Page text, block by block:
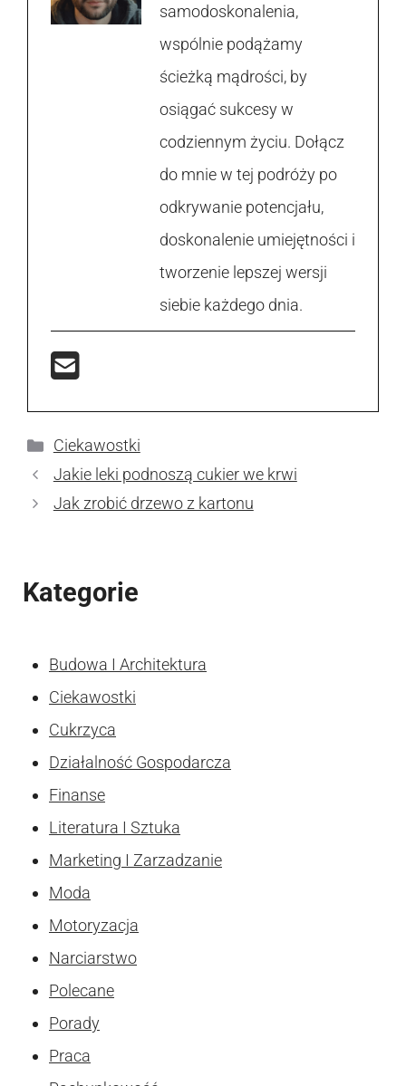
samodoskonalenia,
wspólnie podążamy
ścieżką mądrości, by
osiągać sukcesy w
codziennym życiu. Dołącz
do mnie w tej podróży po
odkrywanie potencjału,
doskonalenie umiejętności i
tworzenie lepszej wersji
siebie każdego dnia.
Kategorie
Ciekawostki
Jakie leki podnoszą cukier we krwi
Jak zrobić drzewo z kartonu
Kategorie
Budowa I Architektura
Ciekawostki
Cukrzyca
Działalność Gospodarcza
Finanse
Literatura I Sztuka
Marketing I Zarzadzanie
Moda
Motoryzacja
Narciarstwo
Polecane
Porady
Praca